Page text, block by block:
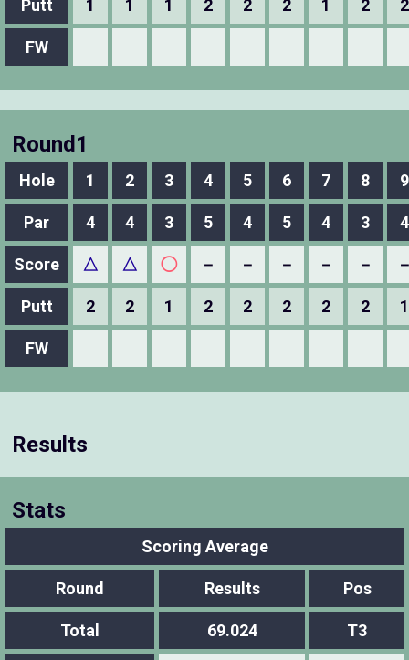
Putt 1 1 1 2 2 2 1 2 2
FW
Round1
Hole 1 2 3 4 5 6 7 8 9
Par 4 4 3 5 4 5 4 3 4
Score △ △ ◯ － － － － －
Putt 2 2 1 2 2 2 2 2 1
FW
Results
Stats
Scoring Average
Round Results Pos
Total 69.024 T3